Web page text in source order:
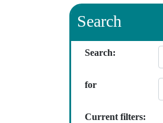
Search
Search:
for
Current filters: